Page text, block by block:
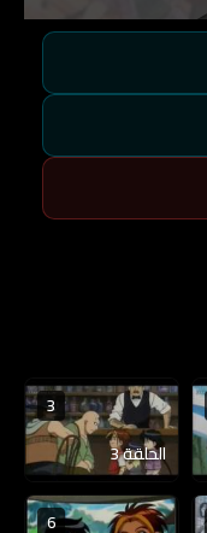
3
الحلقة 3
6